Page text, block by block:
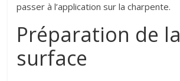
passer à l’application sur la charpente.
Préparation de la
surface